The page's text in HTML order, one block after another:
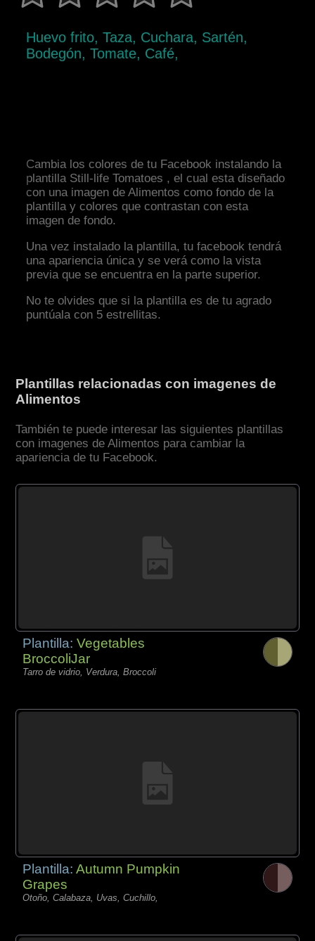
Huevo frito, Taza, Cuchara, Sartén,
Bodegón, Tomate, Café,
Cambia los colores de tu Facebook instalando la
plantilla Still-life Tomatoes , el cual esta diseñado
con una imagen de Alimentos como fondo de la
plantilla y colores que contrastan con esta
imagen de fondo.
Una vez instalado la plantilla, tu facebook tendrá
una apariencia única y se verá como la vista
previa que se encuentra en la parte superior.
No te olvides que si la plantilla es de tu agrado
puntúala con 5 estrellitas.
Plantillas relacionadas con imagenes de
Alimentos
También te puede interesar las siguientes plantillas
con imagenes de Alimentos para cambiar la
apariencia de tu Facebook.
Plantilla:Vegetables
BroccoliJar
Tarro de vidrio, Verdura, Broccoli
Plantilla:Autumn Pumpkin
Grapes
Otoño, Calabaza, Uvas, Cuchillo,